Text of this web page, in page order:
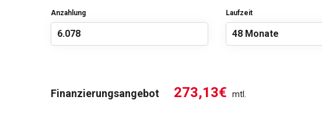
Anzahlung Laufzeit
Finanzierungsangebot 273,13€ mtl.